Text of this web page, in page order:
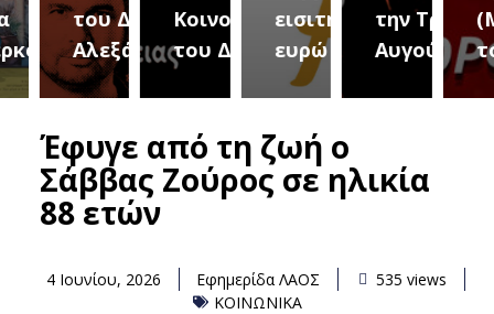
του Δήμου
Αλεξάνδρειας
Κοινοτήτων
του Δήμου
εισιτήριο 2
ευρώ
την Τρίτη 18
Αυγούστουτου
Έφυγε από τη ζωή ο
Σάββας Ζούρος σε ηλικία
88 ετών
4 Ιουνίου, 2026 Εφημερίδα ΛΑΟΣ
535 views
ΚΟΙΝΩΝΙΚΑ